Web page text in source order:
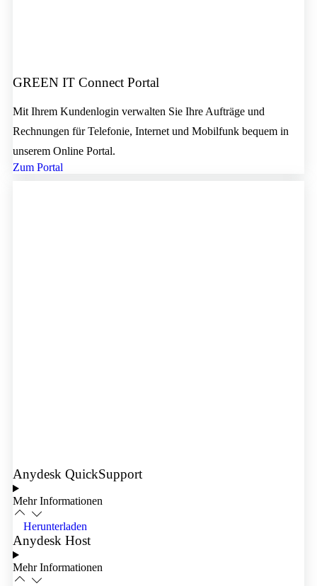
GREEN IT Connect Portal
Mit Ihrem Kundenlogin verwalten Sie Ihre Aufträge und
Rechnungen für Telefonie, Internet und Mobilfunk bequem in
unserem Online Portal.
Zum Portal
Anydesk QuickSupport
Mehr Informationen
Herunterladen
Anydesk Host
Mehr Informationen